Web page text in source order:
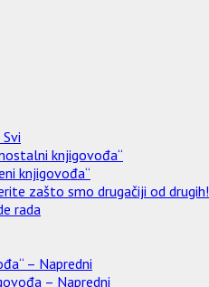
knjigovođa“
knjigovođa“
zašto smo drugačiji od drugih!
rada
– Napredni
– Napredni